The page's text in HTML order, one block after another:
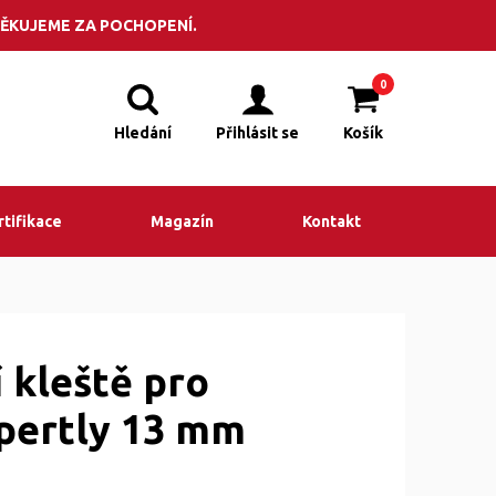
ZA POCHOPENÍ.
Volejte +420 495 523 201
Hledání Přihlásit se
0
Košík
Magazín Kontakt
kleště pro
13 mm